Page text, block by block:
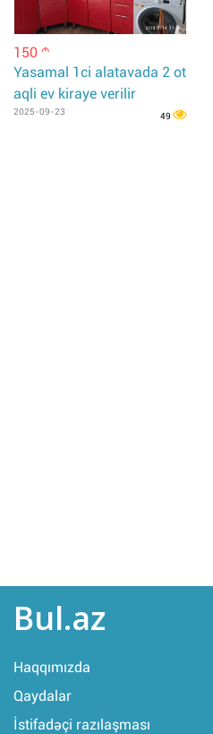
150 m
Yasamal 1ci alatavada 2 ot
aqli ev kiraye verilir
2025-09-23 49
Bul.az
Haqqımızda
Qaydalar
İstifadəçi razılaşması